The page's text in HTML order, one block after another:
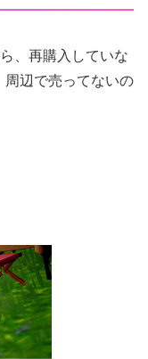
、再購入していな
周辺で売ってないの